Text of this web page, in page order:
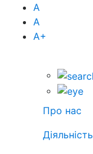
А
А
А+
Про нас
Діяльність